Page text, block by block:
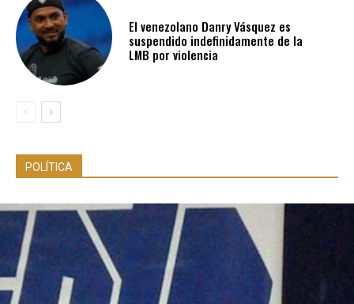
El venezolano Danry Vásquez es
suspendido indefinidamente de la
LMB por violencia
POLÍTICA